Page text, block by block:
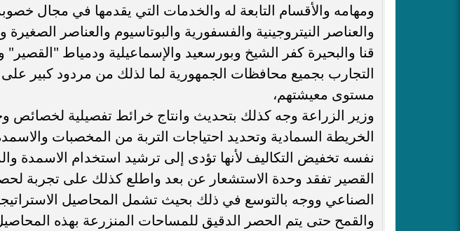
ومهامه والأقسام التابعة له والخدمات التي يقدمها في مجال
والعناصر النيتروجينية والفسفورية والبوتاسيوم والعناصر
قنا والبحيرة كفر الشيخ وبورسعيد والإسماعيلية ودمياط
التجارب بجميع محافظات الجمهورية لما لذلك من مردود كبير على
مستوى معيشتهم،
وزير الزراعة وجه كذلك بتحديث وانتاج خرائط تفصيلية لخصائص
الخريطة السمادية وتحديد احتياجات التربة من المخصبات
نفسه تخفيض التكاليف لأنها تؤدى إلى ترشيد استخدام الاسمدة
القصير تفقد وحدة الاستشعار عن بعد واطلع كذلك على تجربة
الصناعي ووجه بالتوسع في ذلك بحيث تشمل المحاصيل
والقمح حتى يتم الحصر الدقيق للمساحات المنزرعة بهذه